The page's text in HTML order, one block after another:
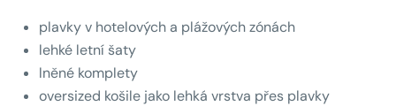
plavky v hotelových a plážových zónách
lehké letní šaty
lněné komplety
oversized košile jako lehká vrstva přes plavky